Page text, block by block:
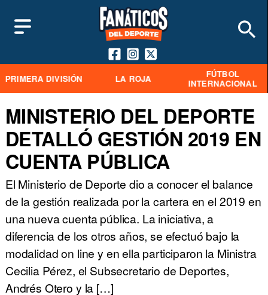
PRIMERA DIVISIÓN LA ROJA
FÚTBOL
INTERNACIONAL
MINISTERIO DEL DEPORTE
DETALLÓ GESTIÓN 2019 EN
CUENTA PÚBLICA
El Ministerio de Deporte dio a conocer el balance
de la gestión realizada por la cartera en el 2019 en
una nueva cuenta pública. La iniciativa, a
diferencia de los otros años, se efectuó bajo la
modalidad on line y en ella participaron la Ministra
Cecilia Pérez, el Subsecretario de Deportes,
Andrés Otero y la […]